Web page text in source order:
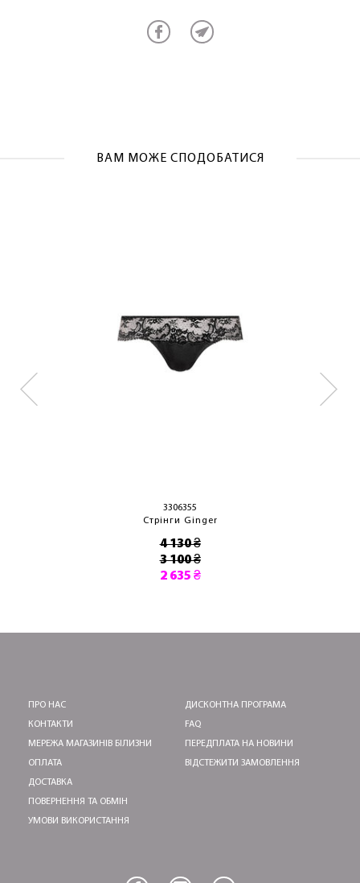
ВАМ МОЖЕ СПОДОБАТИСЯ
3306355
Стрінги Ginger
4 130 ₴
3 100 ₴
2 635 ₴
ПРО НАС
КОНТАКТИ
МЕРЕЖА МАГАЗИНІВ БІЛИЗНИ
ОПЛАТА
ДОСТАВКА
ПОВЕРНЕННЯ ТА ОБМІН
УМОВИ ВИКОРИСТАННЯ
ДИСКОНТНА ПРОГРАМА
FAQ
ПЕРЕДПЛАТА НА НОВИНИ
ВІДСТЕЖИТИ ЗАМОВЛЕННЯ
ПЕРШЕ ПОКУПКУ
ОТРИМАТИ!